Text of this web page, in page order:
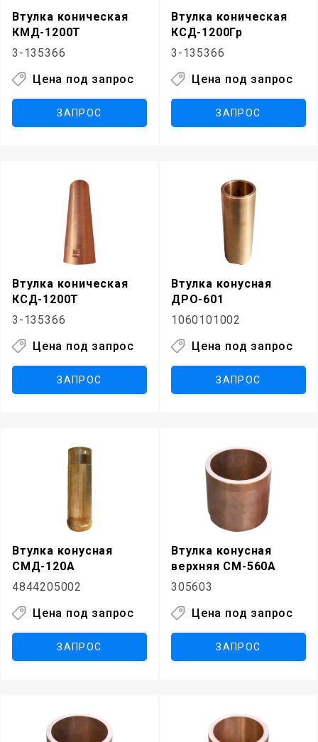
Втулка коническая
КМД-1200Т
3-135366
Цена под запрос
ЗАПРОС
Втулка коническая
КСД-1200Гр
3-135366
Цена под запрос
ЗАПРОС
Втулка коническая
КСД-1200Т
3-135366
Цена под запрос
ЗАПРОС
Втулка конусная
ДРО-601
1060101002
Цена под запрос
ЗАПРОС
Втулка конусная
СМД-120А
4844205002
Цена под запрос
ЗАПРОС
Втулка конусная
верхняя СМ-560А
305603
Цена под запрос
ЗАПРОС